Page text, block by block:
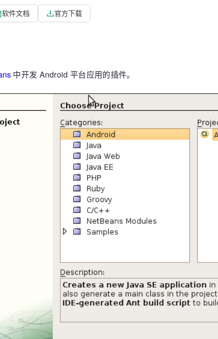
软件文档 官方下载
中开发 Android 平台应用的插件。